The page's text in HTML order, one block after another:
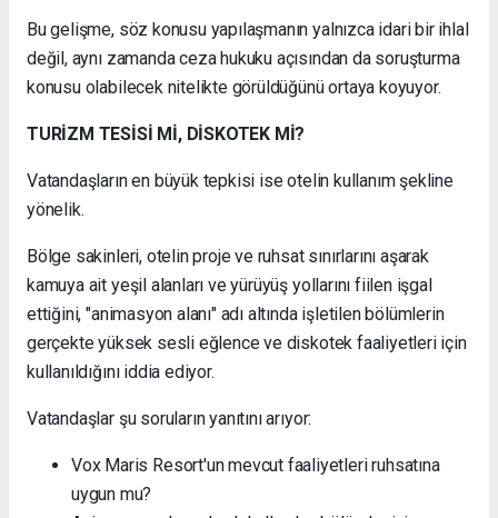
Bu gelişme, söz konusu yapılaşmanın yalnızca idari bir ihlal
değil, aynı zamanda ceza hukuku açısından da soruşturma
konusu olabilecek nitelikte görüldüğünü ortaya koyuyor.
TURİZM TESİSİ Mİ, DİSKOTEK Mİ?
Vatandaşların en büyük tepkisi ise otelin kullanım şekline
yönelik.
Bölge sakinleri, otelin proje ve ruhsat sınırlarını aşarak
kamuya ait yeşil alanları ve yürüyüş yollarını fiilen işgal
ettiğini, "animasyon alanı" adı altında işletilen bölümlerin
gerçekte yüksek sesli eğlence ve diskotek faaliyetleri için
kullanıldığını iddia ediyor.
Vatandaşlar şu soruların yanıtını arıyor:
Vox Maris Resort'un mevcut faaliyetleri ruhsatına
uygun mu?